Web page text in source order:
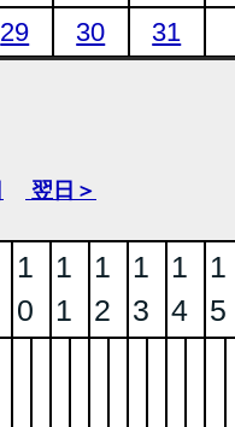
29 30 31
翌日＞
1
0
1
1
1
2
1
3
1
4
1
5